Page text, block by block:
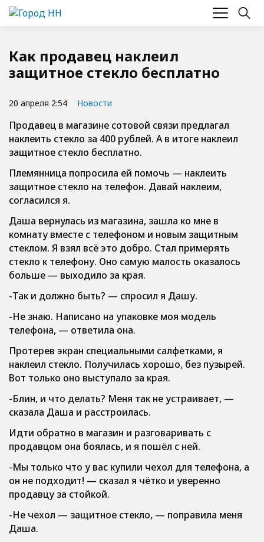
Как продавец наклеил
защитное стекло бесплатно
20 апреля 2:54 Новости
Продавец в магазине сотовой связи предлагал
наклеить стекло за 400 рублей. А в итоге наклеил
защитное стекло бесплатно.
Племянница попросила ей помочь — наклеить
защитное стекло на телефон. Давай наклеим,
согласился я.
Даша вернулась из магазина, зашла ко мне в
комнату вместе с телефоном и новым защитным
стеклом. Я взял всё это добро. Стал примерять
стекло к телефону. Оно самую малость оказалось
больше — выходило за края.
-Так и должно быть? — спросил я Дашу.
-Не знаю. Написано на упаковке моя модель
телефона, — ответила она.
Протерев экран специальными салфетками, я
наклеил стекло. Получилась хорошо, без пузырей.
Вот только оно выступало за края.
-Блин, и что делать? Меня так не устраивает, —
сказала Даша и расстроилась.
Идти обратно в магазин и разговаривать с
продавцом она боялась, и я пошёл с ней.
-Мы только что у вас купили чехол для телефона, а
он не подходит! — сказал я чётко и уверенно
продавцу за стойкой.
-Не чехол — защитное стекло, — поправила меня
Даша.